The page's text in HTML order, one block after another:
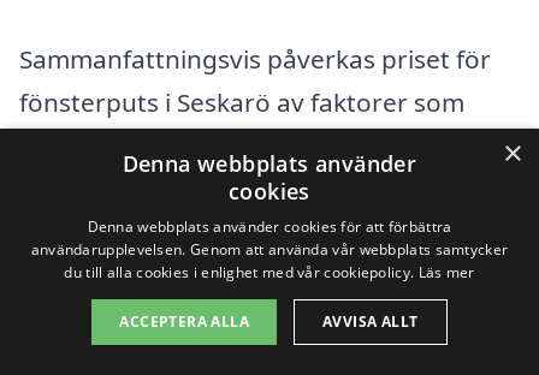
Sammanfattningsvis påverkas priset för
fönsterputs i Seskarö av faktorer som
tillgänglighet. Genom att förstå dessa
aspekter kan du enklare navigera i
processen att anlita en professionell
fönsterputsare och få dina fönster att se
×
Denna webbplats använder
cookies
Denna webbplats använder cookies för att förbättra
användarupplevelsen. Genom att använda vår webbplats samtycker
du till alla cookies i enlighet med vår cookiepolicy. Läs mer
ACCEPTERA ALLA AVVISA ALLT